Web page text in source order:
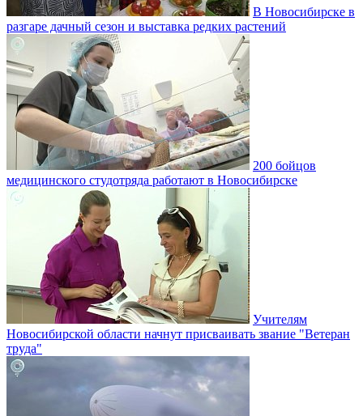
В Новосибирске в
разгаре дачный сезон и выставка редких растений
200 бойцов
медицинского студотряда работают в Новосибирске
Учителям
Новосибирской области начнут присваивать звание "Ветеран
труда"